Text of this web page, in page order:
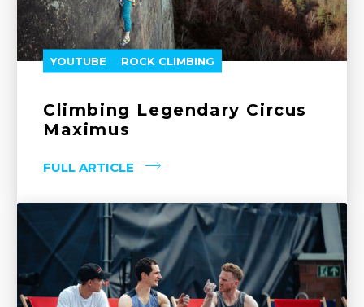
YOUTUBE ROCK CLIMBING
Climbing Legendary Circus
Maximus
FULL ARTICLE